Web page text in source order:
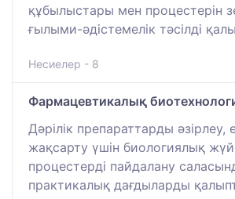
құбылыстары мен процестерін
ғылыми-әдістемелік тәсілді
Несиелер - 8
Фармацевтикалық
Дәрілік препараттарды әзірлеу,
жақсарту үшін биологиялық
процестерді пайдалану
практикалық дағдыларды